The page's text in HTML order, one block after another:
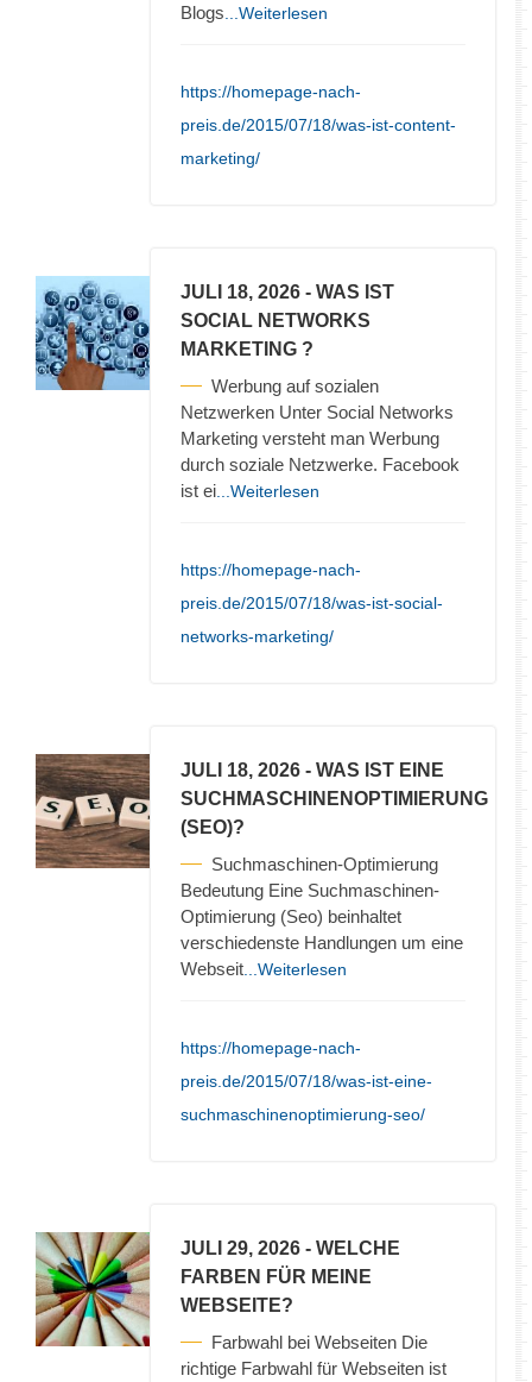
Blogs ...Weiterlesen
https://homepage-nach-
preis.de/2015/07/18/was-ist-content-
marketing/
JULI 18, 2026 - WAS IST
SOCIAL NETWORKS
MARKETING ?
Werbung auf sozialen
Netzwerken Unter Social Networks
Marketing versteht man Werbung
durch soziale Netzwerke. Facebook
ist ei ...Weiterlesen
https://homepage-nach-
preis.de/2015/07/18/was-ist-social-
networks-marketing/
JULI 18, 2026 - WAS IST EINE
SUCHMASCHINENOPTIMIERUNG
(SEO)?
Suchmaschinen-Optimierung
Bedeutung Eine Suchmaschinen-
Optimierung (Seo) beinhaltet
verschiedenste Handlungen um eine
Webseit ...Weiterlesen
https://homepage-nach-
preis.de/2015/07/18/was-ist-eine-
suchmaschinenoptimierung-seo/
JULI 29, 2026 - WELCHE
FARBEN FÜR MEINE
WEBSEITE?
Farbwahl bei Webseiten Die
richtige Farbwahl für Webseiten ist